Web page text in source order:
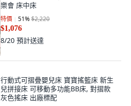
樂會 床中床
特價 51%$2,220
$1,076
8/20 預計送達
行動式可摺疊嬰兒床 寶寶搖籃床 新生
兒拼接床 可移動多功能BB床, 對摺款
灰色搖床 出廠標配